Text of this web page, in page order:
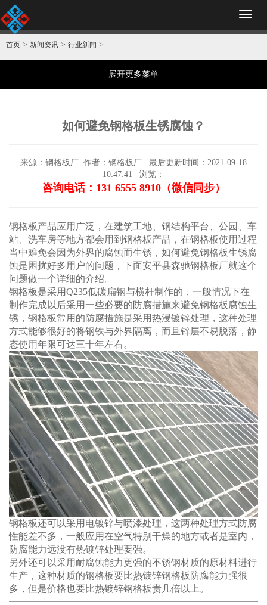
首页 > 新闻资讯 > 行业新闻 >
展开更多菜单
如何避免钢格板生锈腐蚀？
来源：钢格板厂 作者：钢格板厂
最后更新时间：2021-09-18
10:47:41
浏览：
咨询电话：131 6555 8910（微信同步）
钢格板产品应用广泛，在建筑工地、钢结构平台、公园、车
站、洗车房等地方都会用到钢格板产品，在钢格板使用过程
当中难免会因为外界的腐蚀而生锈，如何避免钢格板生锈腐
蚀是困扰好多用户的问题，下面安平县森驰钢格板厂就这个
问题做一个详细的介绍。
钢格板是采用Q235低碳扁钢与横杆制作的，一般情况下在
制作完成以后采用一些必要的防腐措施来避免钢格板腐蚀生
锈，钢格板常用的防腐措施是采用热浸镀锌处理，这种处理
方式能够很好的将钢铁与外界隔离，而且锌层不易脱落，静
态使用年限可达三十年左右。
钢格板还可以采用电镀锌与喷漆处理，这两种处理方式防腐
性能差不多，一般应用在空气特别干燥的地方或者是室内，
防腐能力远没有热镀锌处理要强。
另外还可以采用耐腐蚀能力更强的不锈钢材质的原材料进行
生产，这种材质的钢格板要比热镀锌钢格板 防腐能力强很
多，但是价格也要比热镀锌钢格板贵几倍以上。